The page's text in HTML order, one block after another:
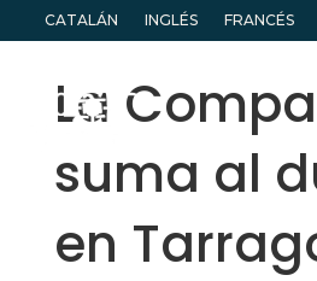
CATALÁN INGLÉS FRANCÉS
La
suma al
en